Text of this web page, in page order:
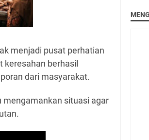
menjadi pusat perhatian
berhasil
dari masyarakat.
mengamankan situasi agar